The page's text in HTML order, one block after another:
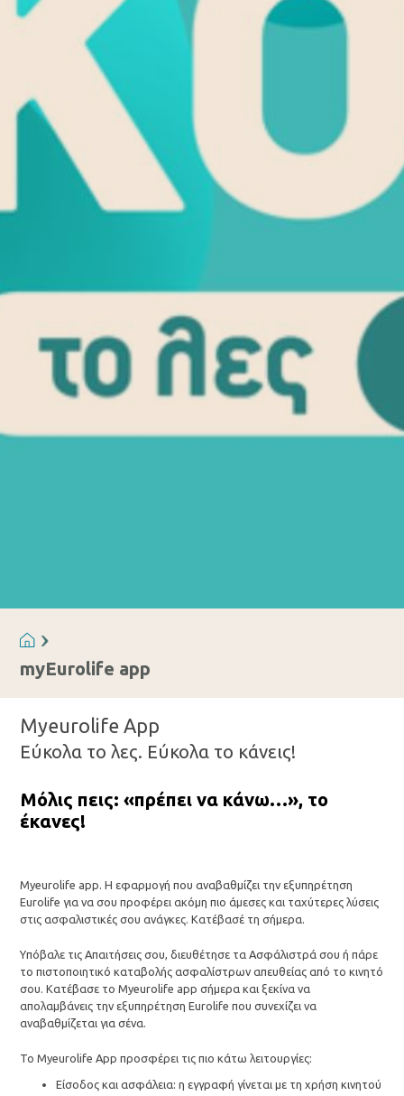
myEurolife app
Myeurolife App
Εύκολα το λες. Εύκολα το κάνεις!
Μόλις πεις: «πρέπει να κάνω…», το
έκανες!
Myeurolife app. Η εφαρμογή που αναβαθμίζει την εξυπηρέτηση
Eurolifeγια να σου προφέρει ακόμη πιο άμεσες και ταχύτερες λύσεις
στις ασφαλιστικές σου ανάγκες. Κατέβασέ τη σήμερα.
Υπόβαλε τις Απαιτήσεις σου, διευθέτησε τα Ασφάλιστρά σου ή πάρε
το πιστοποιητικό καταβολής ασφαλίστρων απευθείας από το κινητό
σου. Κατέβασε το Myeurolife app σήμερα και ξεκίνα να
απολαμβάνεις την εξυπηρέτηση Eurolife που συνεχίζει να
αναβαθμίζεται για σένα.
Το Myeurolife App προσφέρει τις πιο κάτω λειτουργίες:
Είσοδος και ασφάλεια: η εγγραφή γίνεται με τη χρήση κινητού